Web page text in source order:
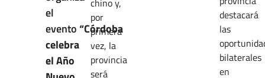
el
evento“Córdoba
celebra
el Año
chino y,
por
primera
vez, la
provincia
será
destacará
las
bilaterales
en